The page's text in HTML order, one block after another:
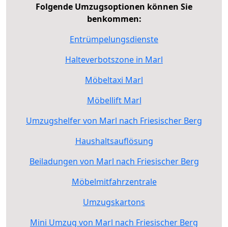
Folgende Umzugsoptionen können Sie
benkommen:
Entrümpelungsdienste
Halteverbotszone in Marl
Möbeltaxi Marl
Möbellift Marl
Umzugshelfer von Marl nach Friesischer Berg
Haushaltsauflösung
Beiladungen von Marl nach Friesischer Berg
Möbelmitfahrzentrale
Umzugskartons
Mini Umzug von Marl nach Friesischer Berg